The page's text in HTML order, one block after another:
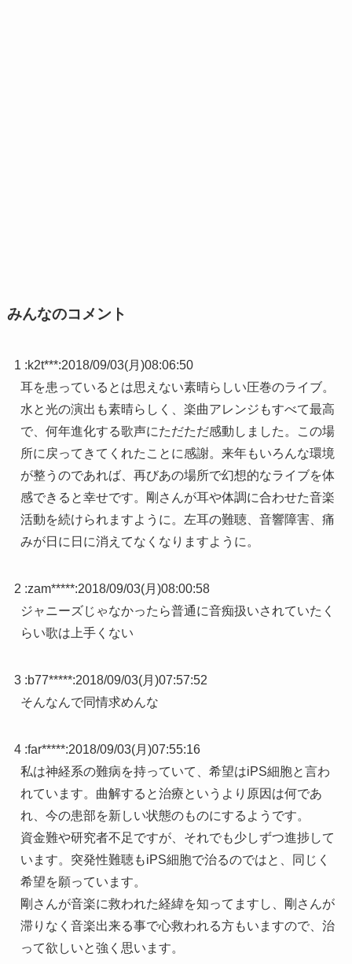
みんなのコメント
1 :k2t***:2018/09/03(月)08:06:50
耳を患っているとは思えない素晴らしい圧巻のライブ。
水と光の演出も素晴らしく、楽曲アレンジもすべて最高
で、何年進化する歌声にただただ感動しました。この場
所に戻ってきてくれたことに感謝。来年もいろんな環境
が整うのであれば、再びあの場所で幻想的なライブを体
感できると幸せです。剛さんが耳や体調に合わせた音楽
活動を続けられますように。左耳の難聴、音響障害、痛
みが日に日に消えてなくなりますように。
2 :zam*****:2018/09/03(月)08:00:58
ジャニーズじゃなかったら普通に音痴扱いされていたく
らい歌は上手くない
3 :b77*****:2018/09/03(月)07:57:52
そんなんで同情求めんな
4 :far*****:2018/09/03(月)07:55:16
私は神経系の難病を持っていて、希望はiPS細胞と言わ
れています。曲解すると治療というより原因は何であ
れ、今の患部を新しい状態のものにするようです。
資金難や研究者不足ですが、それでも少しずつ進捗して
います。突発性難聴もiPS細胞で治るのではと、同じく
希望を願っています。
剛さんが音楽に救われた経緯を知ってますし、剛さんが
滞りなく音楽出来る事で心救われる方もいますので、治
って欲しいと強く思います。